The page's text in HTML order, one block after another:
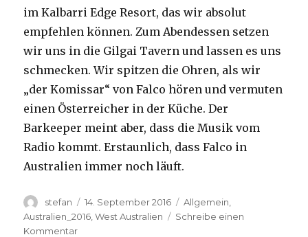
im Kalbarri Edge Resort, das wir absolut
empfehlen können. Zum Abendessen setzen
wir uns in die Gilgai Tavern und lassen es uns
schmecken. Wir spitzen die Ohren, als wir
„der Komissar“ von Falco hören und vermuten
einen Österreicher in der Küche. Der
Barkeeper meint aber, dass die Musik vom
Radio kommt. Erstaunlich, dass Falco in
Australien immer noch läuft.
Autor
stefan
Veröffentlicht
am
14. September 2016 Kategorien
Allgemein
Australien_2016 ,West Australien
Schreibe einen
Kommentarzu